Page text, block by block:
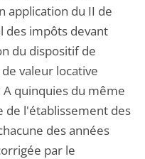
application du II de
des impôts devant
du dispositif de
valeur locative
quinquies du même
de l'établissement des
des années
par le